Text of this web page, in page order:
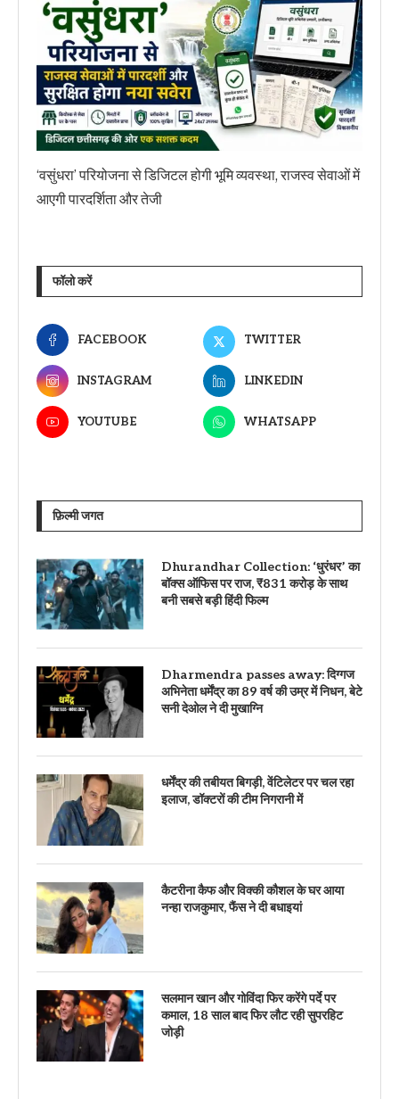
‘वसुंधरा’ परियोजना से डिजिटल होगी भूमि व्यवस्था, राजस्व सेवाओं में
आएगी पारदर्शिता और तेजी
फॉलो करें
FACEBOOK TWITTER
INSTAGRAM LINKEDIN
YOUTUBE WHATSAPP
फ़िल्मी जगत
Dhurandhar Collection: ‘धुरंधर’ का
बॉक्स ऑफिस पर राज, ₹831 करोड़ के साथ
बनी सबसे बड़ी हिंदी फिल्म
Dharmendra passes away: दिग्गज
अभिनेता धर्मेंद्र का 89 वर्ष की उम्र में निधन, बेटे
सनी देओल ने दी मुखाग्नि
धर्मेंद्र की तबीयत बिगड़ी, वेंटिलेटर पर चल रहा
इलाज, डॉक्टरों की टीम निगरानी में
कैटरीना कैफ और विक्की कौशल के घर आया
नन्हा राजकुमार, फैंस ने दी बधाइयां
सलमान खान और गोविंदा फिर करेंगे पर्दे पर
कमाल, 18 साल बाद फिर लौट रही सुपरहिट
जोड़ी